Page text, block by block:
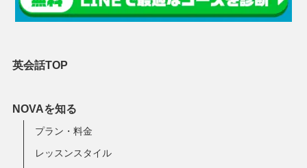
英会話TOP
NOVAを知る
プラン・料金
レッスンスタイル